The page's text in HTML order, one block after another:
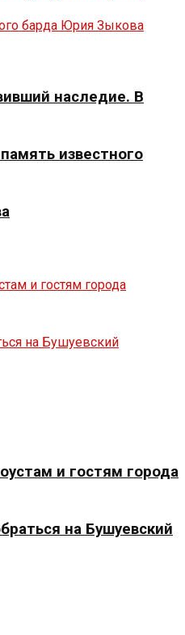
наследие. В
известного
и гостям города
на Бушуевский